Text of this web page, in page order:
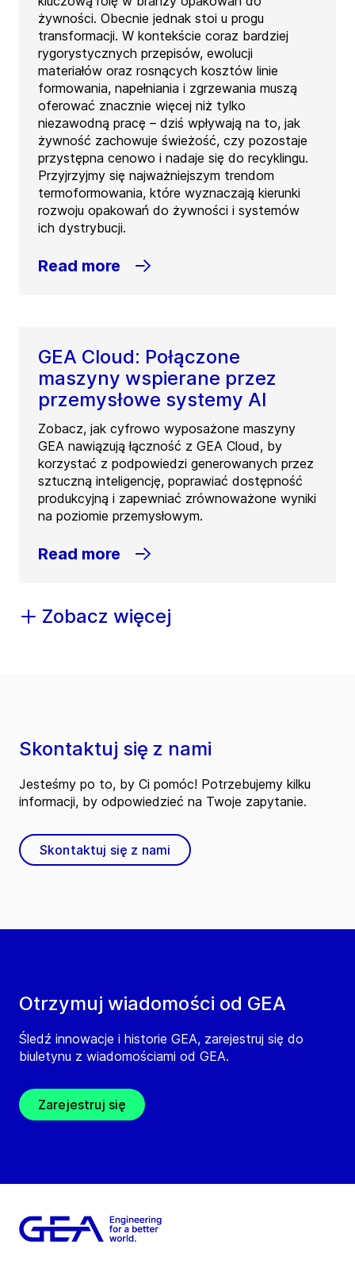
żywności. Obecnie jednak stoi u progu
transformacji. W kontekście coraz bardziej
rygorystycznych przepisów, ewolucji
materiałów oraz rosnących kosztów linie
formowania, napełniania i zgrzewania muszą
oferować znacznie więcej niż tylko
niezawodną pracę – dziś wpływają na to, jak
żywność zachowuje świeżość, czy pozostaje
przystępna cenowo i nadaje się do recyklingu.
Przyjrzyjmy się najważniejszym trendom
termoformowania, które wyznaczają kierunki
rozwoju opakowań do żywności i systemów
ich dystrybucji.
Read more
GEA Cloud: Połączone
maszyny wspierane przez
przemysłowe systemy AI
Zobacz, jak cyfrowo wyposażone maszyny
GEA nawiązują łączność z GEA Cloud, by
korzystać z podpowiedzi generowanych przez
sztuczną inteligencję, poprawiać dostępność
produkcyjną i zapewniać zrównoważone wyniki
na poziomie przemysłowym.
Read more
Zobacz więcej
Otrzymuj wiadomości od GEA
Śledź innowacje i historie GEA, zarejestruj się do
biuletynu z wiadomościami od GEA.
Zarejestruj się
Skontaktuj się z nami
Jesteśmy po to, by Ci pomóc! Potrzebujemy kilku
informacji, by odpowiedzieć na Twoje zapytanie.
Skontaktuj się z nami